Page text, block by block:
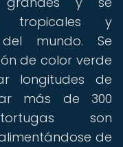
tropicales y
mundo. Se
de color verde
longitudes de
más de 300
son
de